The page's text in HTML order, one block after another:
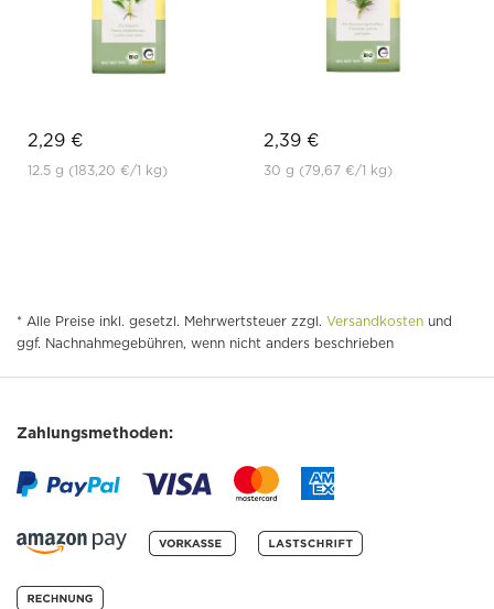
2,29 €
12.5 g (183,20 €/1 kg)
2,39 €
30 g (79,67 €/1 kg)
* Alle Preise inkl. gesetzl. Mehrwertsteuer zzgl. Versandkosten und
ggf. Nachnahmegebühren, wenn nicht anders beschrieben
Zahlungsmethoden: